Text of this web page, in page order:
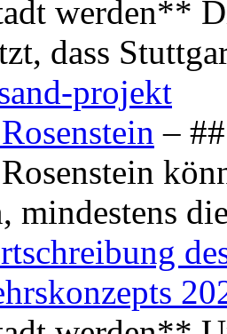
werden**
dass
projekt
–
mindestens